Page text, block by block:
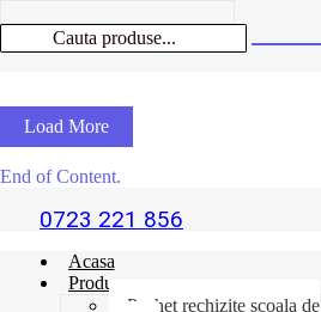
Load More
End of Content.
0723 221 856
Acasa
Produse
Pachet rechizite școala de